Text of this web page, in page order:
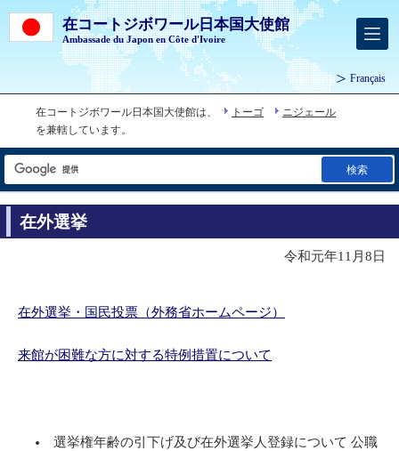
在コートジボワール日本国大使館
Ambassade du Japon en Côte d'Ivoire
Français
在コートジボワール日本国大使館は、 トーゴ
ニジェール
を兼轄しています。
検索
在外選挙
令和元年11月8日
在外選挙・国民投票（外務省ホームページ）
来館が困難な方に対する特例措置について
選挙権年齢の引下げ及び在外選挙人登録について 公職